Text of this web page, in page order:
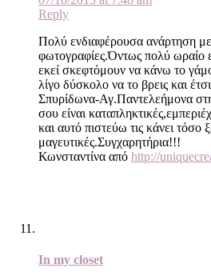
Reply
Πολύ ενδιαφέρουσα ανάρτηση
φωτογραφίες.Όντως πολύ ωραίο
εκεί σκεφτόμουν να κάνω το
λίγο δύσκολο να το βρεις και
Σπυρίδωνα-Αγ.Παντελεήμονα
σου είναι
και αυτό πιστεύω τις κάνει τόσο
μαγευτικές.Συγχαρητήρια!!!
Κωνσταντίνα από http://
In my closet